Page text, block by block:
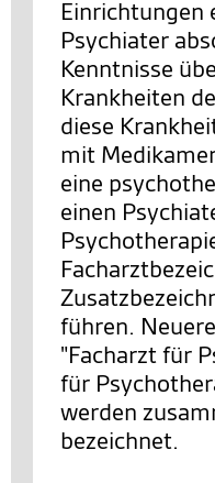
Einrichtungen
Psychiater
Kenntnisse
Krankheiten
diese
mit
eine
einen
führen.
"Facharzt für
für
werden
bezeichnet.